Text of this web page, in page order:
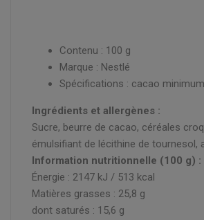
Contenu : 100 g
Marque : Nestlé
Spécifications : cacao
Ingrédients et allergènes :
Sucre, beurre de cacao, céréales
émulsifiant de lécithine de tournesol,
Information nutritionnelle (100 g) :
Énergie : 2147 kJ / 513 kcal
Matières grasses : 25,8 g
dont saturés : 15,6 g